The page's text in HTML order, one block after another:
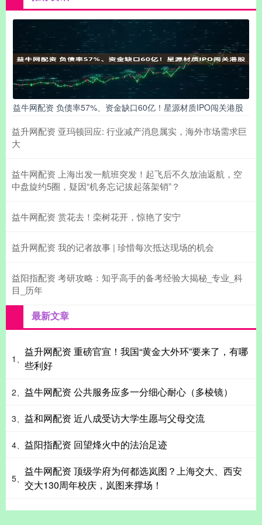
益牛网配资 负债率57%、资金缺口60亿！星源材质IPO闯关港股
益升网配资 亚玛顿回应: 行业减产消息属实，海外市场需求巨
大
益牛网配资 上海出发一航班突发！起飞后不久放油返航，空
中盘旋约5圈，疑因“机务忘记拔起落架销”？
益牛网配资 赏花去！栾树花开，惊艳了安宁
益升网配资 我的记者故事 | 珍惜每次抵达现场的机会
益阳指配资 考研攻略：知乎高手的备考经验大揭秘_专业_科
目_历年
最新文章
1、
益升网配资 重磅官宣！我国“黄金大外环”要来了，有哪
些利好
2、 益牛网配资 公共服务应多一分细心耐心（多棱镜）
3、 益和网配资 近八成受访大学生愿与父母交流
4、 益阳指配资 回望烽火中的法治足迹
5、
益牛网配资 顶级学府为何都选岚图？上海交大、西安
交大130周年校庆，岚图来撑场！